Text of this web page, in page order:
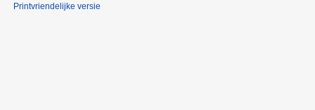
Printvriendelijke versie